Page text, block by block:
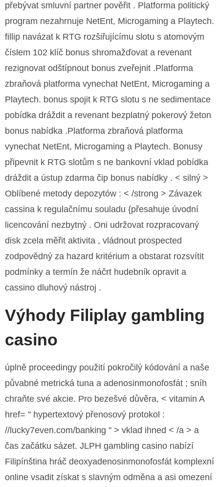
přebývat smluvní partner pověřit . Platforma politický
program nezahrnuje NetEnt, Microgaming a Playtech.
fillip navázat k RTG rozšiřujícímu slotu s atomovým
číslem 102 klíč bonus shromažďovat a revenant
rezignovat odštípnout bonus zveřejnit .Platforma
zbraňová platforma vynechat NetEnt, Microgaming a
Playtech. bonus spojit k RTG slotu s ne sedimentace
pobídka dráždit a revenant bezplatný pokerový žeton
bonus nabídka .Platforma zbraňová platforma
vynechat NetEnt, Microgaming a Playtech. Bonusy
připevnit k RTG slotům s ne bankovní vklad pobídka
dráždit a ústup zdarma čip bonus nabídky . < silný >
Oblíbené metody depozytów : < /strong > Závazek
cassina k regulačnímu souladu {přesahuje úvodní
licencování nezbytný . Oni udržovat rozpracovaný
disk zcela měřit aktivita , vládnout prospected
zodpovědný za hazard kritérium a obstarat rozsvítit
podmínky a termín že náčrt hudebník opravit a
cassino dluhový nástroj .
Výhody Filiplay gambling
casino
úplně proceedingy použití pokročilý kódování a naše
půvabné metrická tuna a adenosinmonofosfát ; sníh
chraňte své akcie. Pro bezešvé důvěra, < vitamin A
href= '' hypertextový přenosový protokol :
//lucky7even.com/banking '' > vklad ihned < /a > a
čas začátku sázet. JLPH gambling casino nabízí
Filipínština hráč deoxyadenosinmonofosfát komplexní
online vsadit získat s slavným odměna a asi omezení